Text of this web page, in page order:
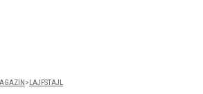
LAJFSTAJL